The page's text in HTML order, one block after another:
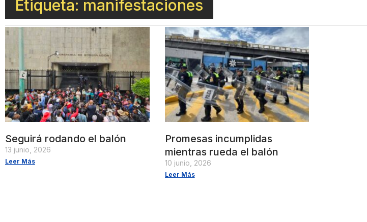
Etiqueta: manifestaciones
Seguirá rodando el balón
13 junio, 2026
Leer Más
Promesas incumplidas
mientras rueda el balón
10 junio, 2026
Leer Más